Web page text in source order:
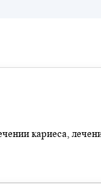
кариеса,